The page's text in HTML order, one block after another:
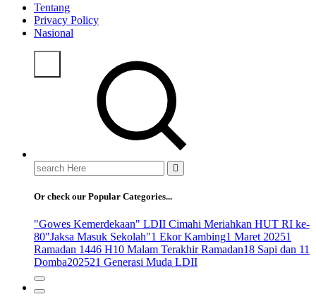
Tentang
Privacy Policy
Nasional
Search
for:
Or check our Popular Categories...
"Gowes Kemerdekaan" LDII Cimahi Meriahkan HUT RI ke-
80"Jaksa Masuk Sekolah"1 Ekor Kambing1 Maret 20251
Ramadan 1446 H10 Malam Terakhir Ramadan18 Sapi dan 11
Domba202521 Generasi Muda LDII